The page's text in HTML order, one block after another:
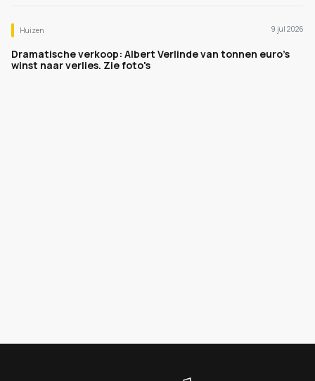
Huizen 9 jul 2026
Dramatische verkoop: Albert Verlinde van tonnen euro's
winst naar verlies. Zie foto's